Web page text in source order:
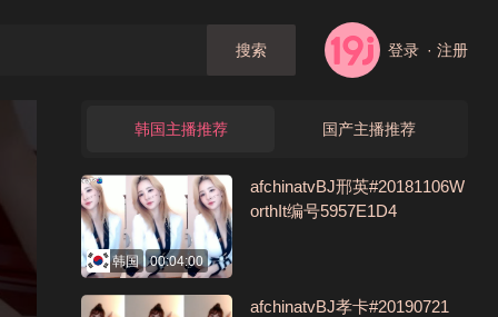
搜索 登录 · 注册
韩国主播推荐 国产主播推荐
韩国 00:04:00
afchinatvBJ邢英#20181106W
orthIt编号5957E1D4
afchinatvBJ孝卡#20190721